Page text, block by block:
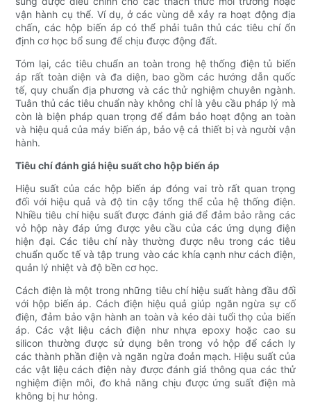
vận hành cụ thể. Ví dụ, ở các vùng dễ xảy ra hoạt động địa
chấn, các hộp biến áp có thể phải tuân thủ các tiêu chí ổn
định cơ học bổ sung để chịu được động đất.
Tóm lại, các tiêu chuẩn an toàn trong hệ thống điện tủ biến
áp rất toàn diện và đa diện, bao gồm các hướng dẫn quốc
tế, quy chuẩn địa phương và các thử nghiệm chuyên ngành.
Tuân thủ các tiêu chuẩn này không chỉ là yêu cầu pháp lý mà
còn là biện pháp quan trọng để đảm bảo hoạt động an toàn
và hiệu quả của máy biến áp, bảo vệ cả thiết bị và người vận
hành.
Tiêu chí đánh giá hiệu suất cho hộp biến áp
Hiệu suất của các hộp biến áp đóng vai trò rất quan trọng
đối với hiệu quả và độ tin cậy tổng thể của hệ thống điện.
Nhiều tiêu chí hiệu suất được đánh giá để đảm bảo rằng các
vỏ hộp này đáp ứng được yêu cầu của các ứng dụng điện
hiện đại. Các tiêu chí này thường được nêu trong các tiêu
chuẩn quốc tế và tập trung vào các khía cạnh như cách điện,
quản lý nhiệt và độ bền cơ học.
Cách điện là một trong những tiêu chí hiệu suất hàng đầu đối
với hộp biến áp. Cách điện hiệu quả giúp ngăn ngừa sự cố
điện, đảm bảo vận hành an toàn và kéo dài tuổi thọ của biến
áp. Các vật liệu cách điện như nhựa epoxy hoặc cao su
silicon thường được sử dụng bên trong vỏ hộp để cách ly
các thành phần điện và ngăn ngừa đoản mạch. Hiệu suất của
các vật liệu cách điện này được đánh giá thông qua các thử
nghiệm điện môi, đo khả năng chịu được ứng suất điện mà
không bị hư hỏng.